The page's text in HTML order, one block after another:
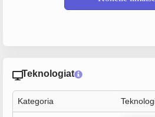
Teknologiat
Kategoria